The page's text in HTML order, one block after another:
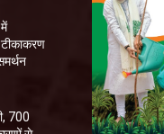
टीकाकरण
700